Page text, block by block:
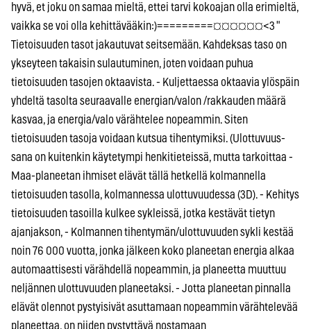
hyvä, et joku on samaa mieltä, ettei tarvi kokoajan olla erimieltä,
vaikka se voi olla kehittävääkin:)=========¤¤¤¤¤¤<3 "
Tietoisuuden tasot jakautuvat seitsemään. Kahdeksas taso on
ykseyteen takaisin sulautuminen, joten voidaan puhua
tietoisuuden tasojen oktaavista. - Kuljettaessa oktaavia ylöspäin
yhdeltä tasolta seuraavalle energian/valon /rakkauden määrä
kasvaa, ja energia/valo värähtelee nopeammin. Siten
tietoisuuden tasoja voidaan kutsua tihentymiksi. (Ulottuvuus-
sana on kuitenkin käytetympi henkitieteissä, mutta tarkoittaa -
Maa-planeetan ihmiset elävät tällä hetkellä kolmannella
tietoisuuden tasolla, kolmannessa ulottuvuudessa (3D). - Kehitys
tietoisuuden tasoilla kulkee sykleissä, jotka kestävät tietyn
ajanjakson, - Kolmannen tihentymän/ulottuvuuden sykli kestää
noin 76 000 vuotta, jonka jälkeen koko planeetan energia alkaa
automaattisesti värähdellä nopeammin, ja planeetta muuttuu
neljännen ulottuvuuden planeetaksi. - Jotta planeetan pinnalla
elävät olennot pystyisivät asuttamaan nopeammin värähtelevää
planeettaa, on niiden pystyttävä nostamaan